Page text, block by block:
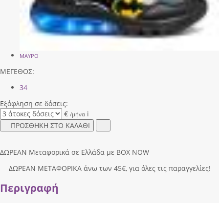
ΜΑΥΡΟ
ΜΕΓΕΘΟΣ:
34
Εξόφληση σε δόσεις:
€ /μήνα i
ΠΡΟΣΘΗΚΗ ΣΤΟ ΚΑΛΑΘΙ
ΔΩΡΕΑΝ Μεταφορικά σε Ελλάδα με BOX NOW
ΔΩΡΕΑΝ ΜΕΤΑΦΟΡΙΚΑ άνω των 45€, για όλες τις παραγγελίες!
Περιγραφή